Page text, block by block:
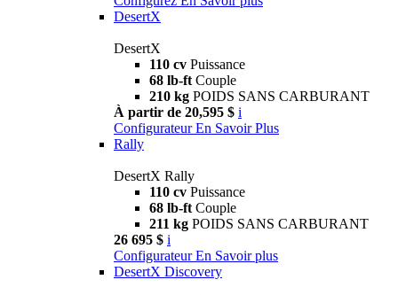
DesertX
DesertX
110 cv Puissance
68 lb-ft Couple
210 kg POIDS SANS CARBURANT
À partir de 20,595 $ i
Configurateur En Savoir Plus
Rally
DesertX Rally
110 cv Puissance
68 lb-ft Couple
211 kg POIDS SANS CARBURANT
26 695 $ i
Configurateur En Savoir plus
DesertX Discovery